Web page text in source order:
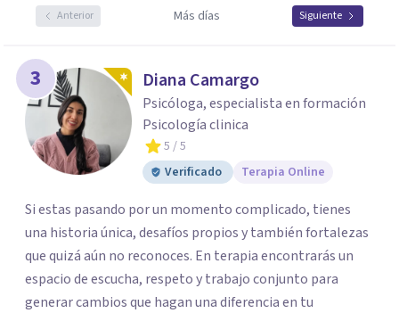
Anterior Más días Siguiente
3 Diana Camargo
Psicóloga, especialista en formación
Psicología clinica
5 / 5
Verificado
Terapia Online
Si estas pasando por un momento complicado, tienes
una historia única, desafíos propios y también fortalezas
que quizá aún no reconoces. En terapia encontrarás un
espacio de escucha, respeto y trabajo conjunto para
generar cambios que hagan una diferencia en tu